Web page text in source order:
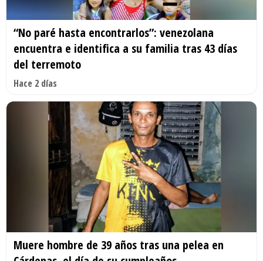
“No paré hasta encontrarlos”: venezolana
encuentra e identifica a su familia tras 43 días
del terremoto
Hace 2 días
Muere hombre de 39 años tras una pelea en